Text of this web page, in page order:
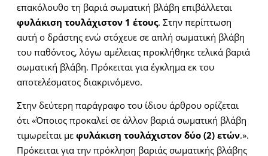
επακόλουθο τη βαριά σωματική βλάβη επιβάλλεται
φυλάκιση τουλάχιστον 1 έτους. Στην περίπτωση
αυτή ο δράστης ενώ στόχευε σε απλή σωματική βλάβη
του παθόντος, λόγω αμέλειας προκλήθηκε τελικά βαριά
σωματική βλάβη. Πρόκειται για έγκλημα εκ του
αποτελέσματος διακρινόμενο.
Στην δεύτερη παράγραφο του ίδιου άρθρου ορίζεται
ότι «Όποιος προκαλεί σε άλλον βαριά σωματική βλάβη
τιμωρείται με φυλάκιση τουλάχιστον δύο (2) ετών.».
Πρόκειται για την πρόκληση βαριάς σωματικής βλάβης